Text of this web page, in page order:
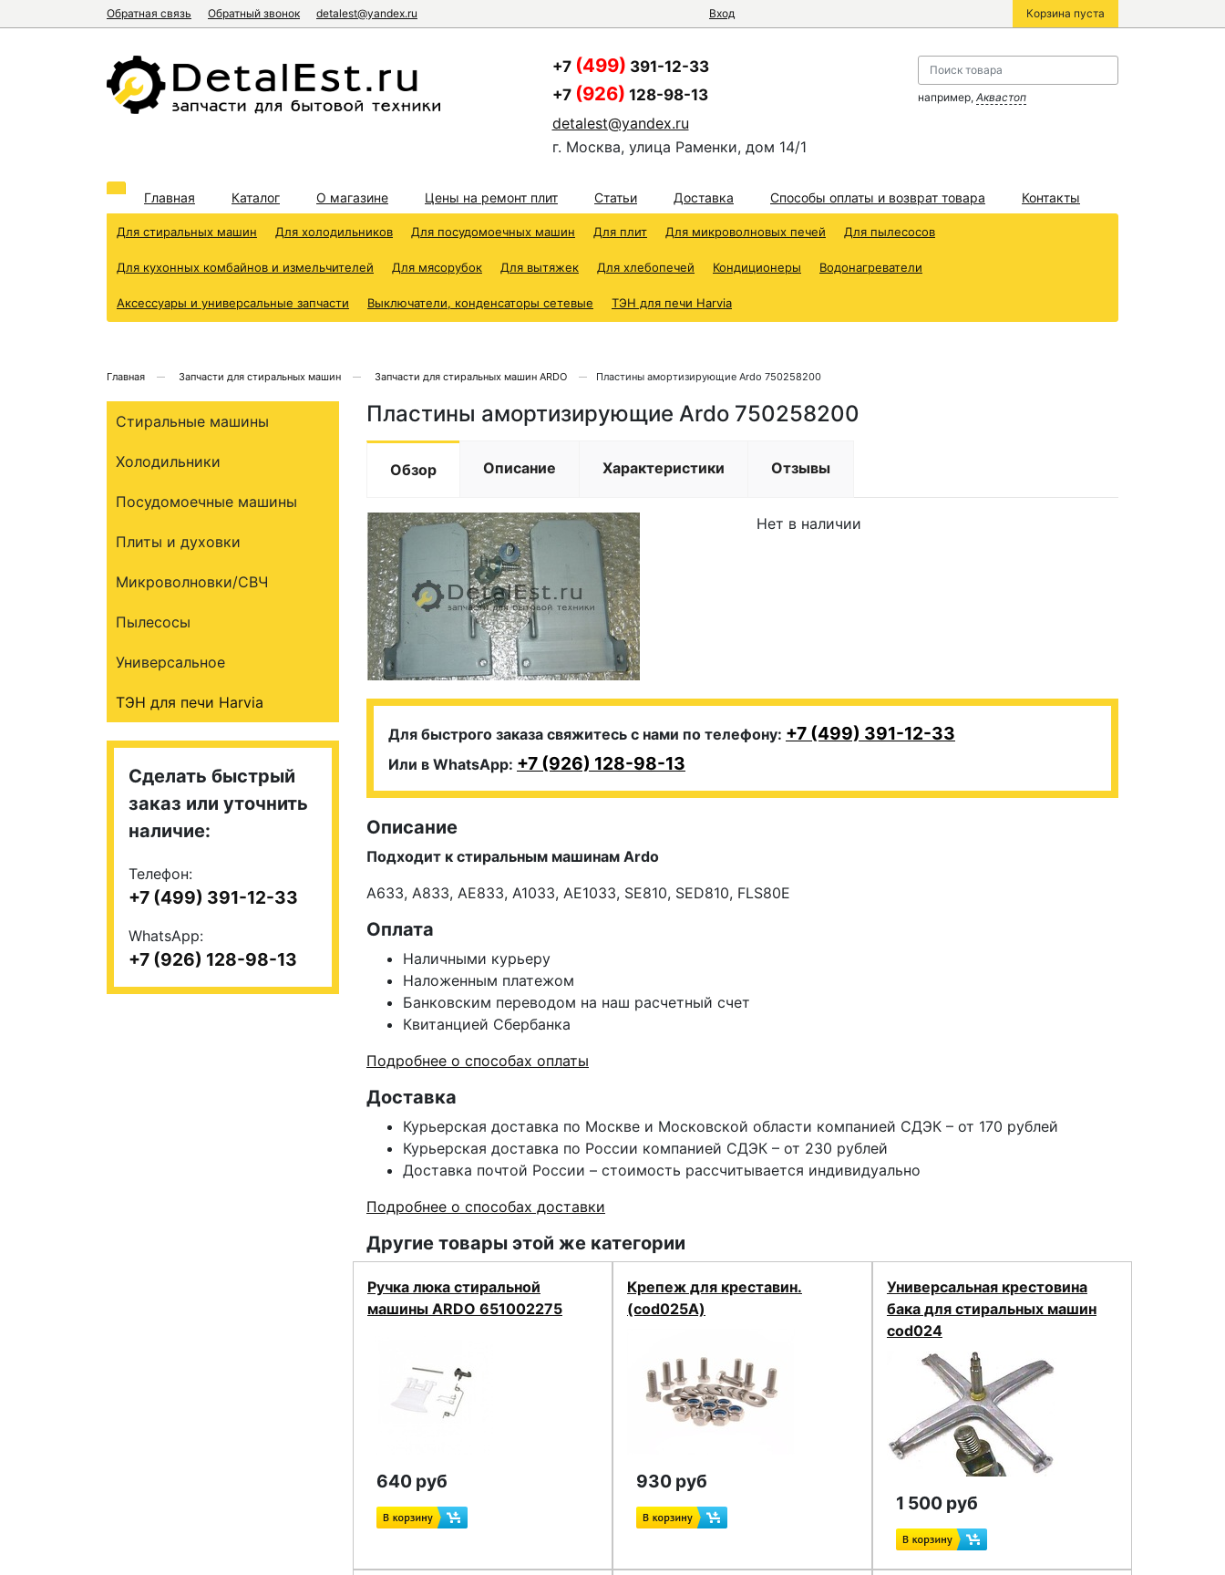
Обратная связь Обратный звонок detalest@yandex.ru Вход Корзина пуста
+7 (499) 391-12-33
+7 (926) 128-98-13
detalest@yandex.ru
г. Москва, улица Раменки, дом 14/1
например, Аквастоп
Главная Каталог О магазине Цены на ремонт плит Статьи Доставка Способы оплаты и возврат товара Контакты
Для стиральных машин Для холодильников Для посудомоечных машин Для плит Для микроволновых печей Для пылесосов
Для кухонных комбайнов и измельчителей Для мясорубок Для вытяжек Для хлебопечей Кондиционеры Водонагреватели
Аксессуары и универсальные запчасти Выключатели, конденсаторы сетевые ТЭН для печи Harvia
Главная Запчасти для стиральных машин Запчасти для стиральных машин ARDO Пластины амортизирующие Ardo 750258200
Пластины амортизирующие Ardo 750258200
Обзор Описание Характеристики Отзывы
Нет в наличии
Для быстрого заказа свяжитесь с нами по телефону: +7 (499) 391-12-33
Или в WhatsApp: +7 (926) 128-98-13
Описание
Подходит к стиральным машинам Ardo
A633, A833, AE833, A1033, AE1033, SE810, SED810, FLS80E
Оплата
Наличными курьеру
Наложенным платежом
Банковским переводом на наш расчетный счет
Квитанцией Сбербанка
Подробнее о способах оплаты
Доставка
Курьерская доставка по Москве и Московской области компанией СДЭК – от 170 рублей
Курьерская доставка по России компанией СДЭК – от 230 рублей
Доставка почтой России – стоимость рассчитывается индивидуально
Подробнее о способах доставки
Другие товары этой же категории
Ручка люка стиральной
машины ARDO 651002275
640 руб
Крепеж для креставин.
(cod025A)
930 руб
Универсальная крестовина
бака для стиральных машин
cod024
1 500 руб
Стиральные машины
Холодильники
Посудомоечные машины
Плиты и духовки
Микроволновки/СВЧ
Пылесосы
Универсальное
ТЭН для печи Harvia
Сделать быстрый
заказ или уточнить
наличие:
Телефон:
+7 (499) 391-12-33
WhatsApp:
+7 (926) 128-98-13